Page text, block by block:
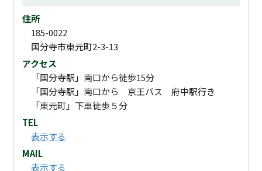
住所
185-0022
国分寺市東元町2-3-13
アクセス
「国分寺駅」南口から徒歩15分
「国分寺駅」南口から 京王バス 府中駅行き
「東元町」下車徒歩５分
TEL
表示する
MAIL
表示する